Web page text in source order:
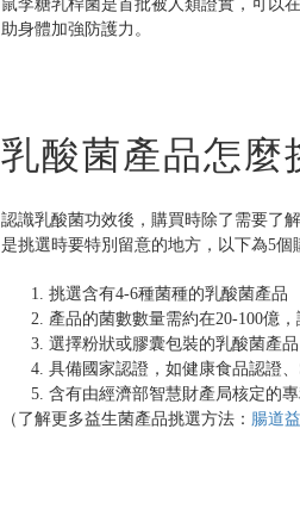
鼠李糖乳桿菌是首批被人類證實，可以
助身體加強防護力。
乳酸菌產品怎麼
認識乳酸菌功效後，購買時除了需要了
是挑選時要特別留意的地方，以下為5個
挑選含有4-6種菌種的乳酸菌產品
產品的菌數數量需約在20-100億
選擇粉狀或膠囊包裝的乳酸菌產
具備國家認證，如健康食品認證
含有由經濟部智慧財產局核定的
（了解更多益生菌產品挑選方法： 腸道